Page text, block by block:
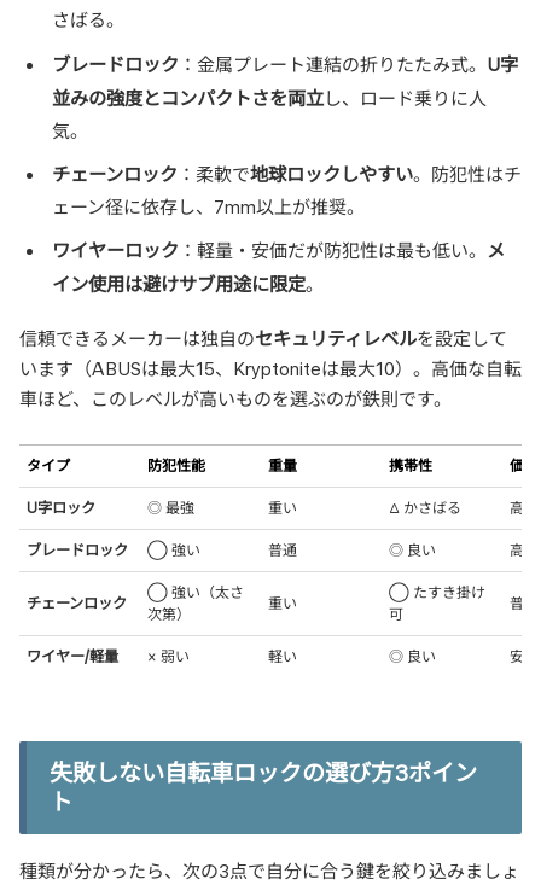
さばる。
ブレードロック ：金属プレート連結の折りたたみ式。 U字
並みの強度とコンパクトさを両立し、ロード乗りに人
気。
チェーンロック ：柔軟で地球ロックしやすい。防犯性はチ
ェーン径に依存し、7mm以上が推奨。
ワイヤーロック ：軽量・安価だが防犯性は最も低い。 メ
イン使用は避けサブ用途に限定。
信頼できるメーカーは独自のセキュリティレベルを設定して
います（ABUSは最大15、Kryptoniteは最大10）。高価な自転
車ほど、このレベルが高いものを選ぶのが鉄則です。
タイプ 防犯性能 重量 携帯性 価
U字ロック ◎ 最強 重い △ かさばる 高め
ブレードロック ◯ 強い 普通 ◎ 良い 高い
チェーンロック
◯ 強い（太さ
次第）
重い
◯ たすき掛け
可
普通
ワイヤー/軽量 × 弱い 軽い ◎ 良い 安い
失敗しない自転車ロックの選び方3ポイン
ト
種類が分かったら、次の3点で自分に合う鍵を絞り込みましょ